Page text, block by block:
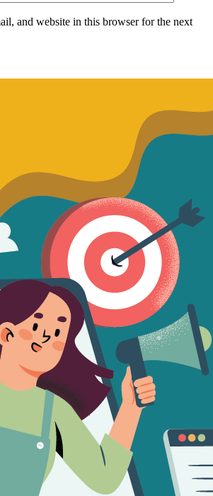
and website in this browser for the next